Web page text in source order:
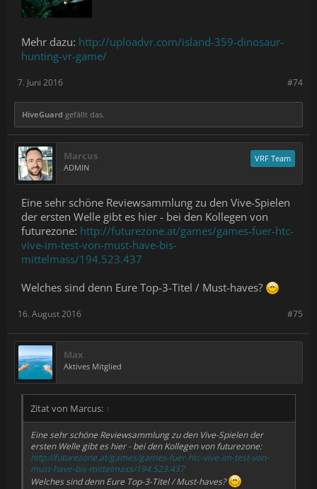
Mehr dazu: http://uploadvr.com/island-359-dinosaur-
hunting-vr-game/
#74
7. Juni 2016
HiveGuard gefällt das.
Marcus
ADMIN
VRF Team
Eine sehr schöne Reviewsammlung zu den Vive-Spielen
der ersten Welle gibt es hier - bei den Kollegen von
futurezone: http://futurezone.at/games/games-fuer-htc-
vive-im-test-von-must-have-bis-
mittelmass/194.523.437
Welches sind denn Eure Top-3-Titel / Must-haves?
#75
16. August 2016
Max
Aktives Mitglied
Zitat von Marcus: ↑
Eine sehr schöne Reviewsammlung zu den Vive-Spielen der
ersten Welle gibt es hier - bei den Kollegen von futurezone:
http://futurezone.at/games/games-fuer-htc-vive-im-test-von-
must-have-bis-mittelmass/194.523.437
Welches sind denn Eure Top-3-Titel / Must-haves?